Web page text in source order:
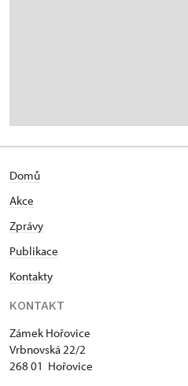
Domů
Akce
Zprávy
Publikace
Kontakty
KONTAKT
Zámek Hořovice
Vrbnovská 22/2
268 01 Hořovice